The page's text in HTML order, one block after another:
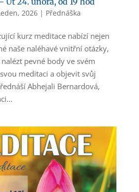
2026| Přednáška
kurz meditace nabízí nejen
naše naléhavé vnitřní otázky,
pevné body ve svém
meditaci a objevit svůj
Abhejali Bernardová,